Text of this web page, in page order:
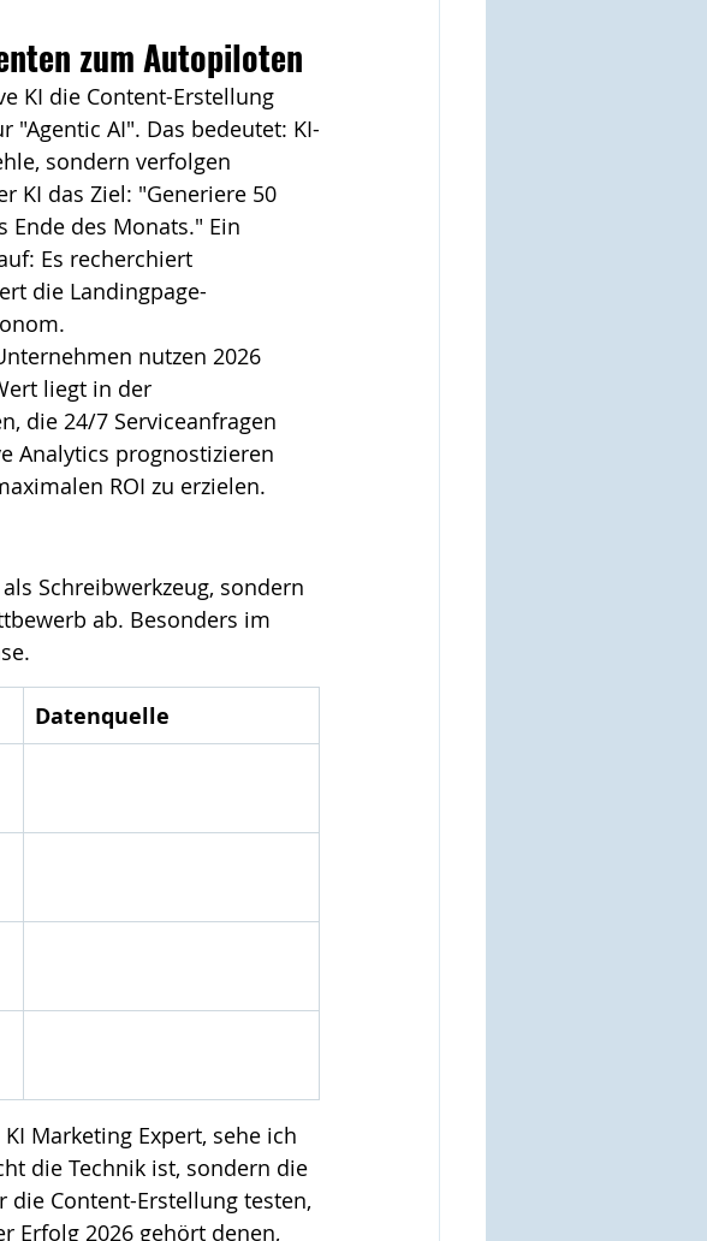
zum Autopiloten
KI die Content-Erstellung
AI". Das bedeutet: KI-
sondern verfolgen
KI das Ziel: "Generiere 50
des Monats." Ein
Es recherchiert
die Landingpage-
nutzen 2026
liegt in der
die 24/7 Serviceanfragen
Analytics prognostizieren
ROI zu erzielen.
Schreibwerkzeug, sondern
ab. Besonders im
Datenquelle
Marketing Expert, sehe ich
die Technik ist, sondern die
die Content-Erstellung testen,
Erfolg 2026 gehört denen,